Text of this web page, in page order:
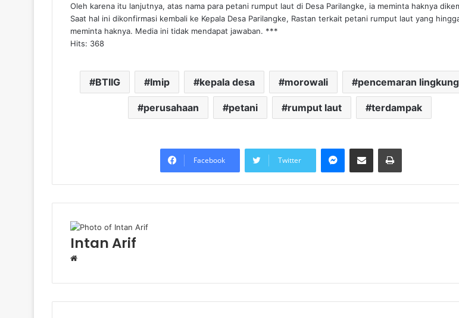
Oleh karena itu lanjutnya, atas nama para petani rumput laut di Desa Parilangke, ia meminta haknya
Saat hal ini dikonfirmasi kembali ke Kepala Desa Parilangke, Rastan terkait petani rumput laut yang
meminta haknya. Media ini tidak mendapat jawaban. ***
Hits: 368
BTIIG Imip kepala desa morowali pencemaran
perusahaan petani rumput laut terdampak
Facebook Twitter
Messenger
Share via Email Print
Intan Arif
Website